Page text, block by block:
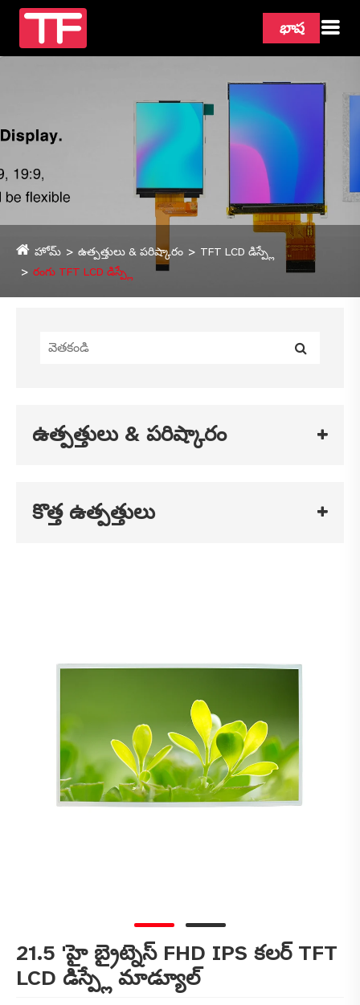
భాష
హోమ్ ఉత్పత్తులు & పరిష్కారం
TFT LCD డిస్ప్లే
రంగు TFT LCD డిస్ప్లే
ఉత్పత్తులు & పరిష్కారం
కొత్త ఉత్పత్తులు
21.5 'హై బ్రైట్నెస్ FHD IPS కలర్ TFT
LCD డిస్ప్లే మాడ్యూల్